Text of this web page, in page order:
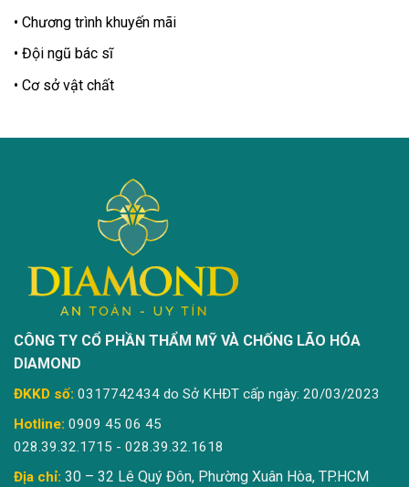
Chương trình khuyến mãi
Đội ngũ bác sĩ
Cơ sở vật chất
CÔNG TY CỔ PHẦN THẨM MỸ VÀ CHỐNG LÃO HÓA
DIAMOND
ĐKKD số: 0317742434 do Sở KHĐT cấp ngày: 20/03/2023
Hotline: 0909 45 06 45
028.39.32.1715 - 028.39.32.1618
Địa chỉ: 30 – 32 Lê Quý Đôn, Phường Xuân Hòa, TP.HCM